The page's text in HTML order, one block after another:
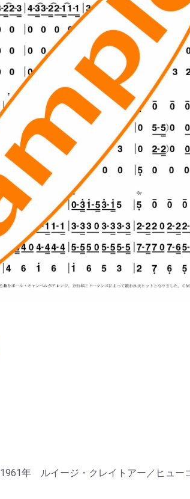
年 ルイージ・クレイトアー／ヒュー